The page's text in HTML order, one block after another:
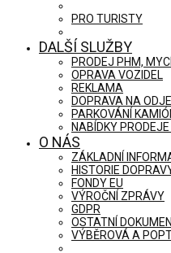
PRO TURISTY
DALŠÍ SLUŽBY
PRODEJ PHM,
OPRAVA VOZIDEL
REKLAMA
DOPRAVA NA
PARKOVÁNÍ
NABÍDKY
O NÁS
ZÁKLADNÍ
HISTORIE
FONDY EU
VÝROČNÍ ZPRÁVY
GDPR
OSTATNÍ
VÝBĚROVÁ A